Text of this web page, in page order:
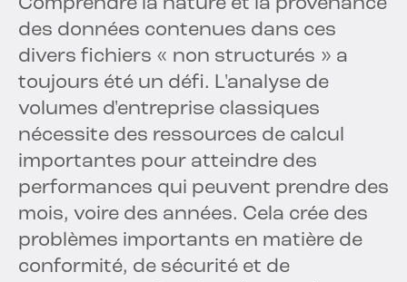
Comprendre la nature et la provenance
des données contenues dans ces
divers fichiers « non structurés » a
toujours été un défi. L'analyse de
volumes d'entreprise classiques
nécessite des ressources de calcul
importantes pour atteindre des
performances qui peuvent prendre des
mois, voire des années. Cela crée des
problèmes importants en matière de
conformité, de sécurité et de